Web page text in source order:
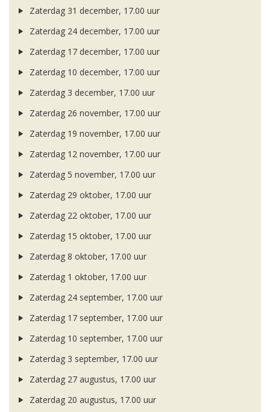
Zaterdag 31 december, 17.00 uur
Zaterdag 24 december, 17.00 uur
Zaterdag 17 december, 17.00 uur
Zaterdag 10 december, 17.00 uur
Zaterdag 3 december, 17.00 uur
Zaterdag 26 november, 17.00 uur
Zaterdag 19 november, 17.00 uur
Zaterdag 12 november, 17.00 uur
Zaterdag 5 november, 17.00 uur
Zaterdag 29 oktober, 17.00 uur
Zaterdag 22 oktober, 17.00 uur
Zaterdag 15 oktober, 17.00 uur
Zaterdag 8 oktober, 17.00 uur
Zaterdag 1 oktober, 17.00 uur
Zaterdag 24 september, 17.00 uur
Zaterdag 17 september, 17.00 uur
Zaterdag 10 september, 17.00 uur
Zaterdag 3 september, 17.00 uur
Zaterdag 27 augustus, 17.00 uur
Zaterdag 20 augustus, 17.00 uur